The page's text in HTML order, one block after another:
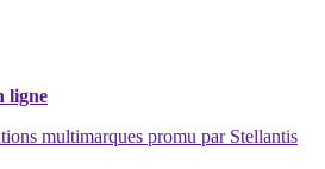
ligne
multimarques promu par Stellantis